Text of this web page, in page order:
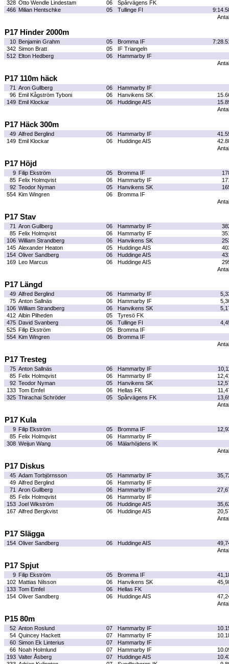
328 Otto Wendle Lindestam 06
Spårvägens FK
466 Milian Hentschke 05 Tullinge FI
P17 Hinder 2000m
10 Benjamin Grahm 05 Bromma IF
342 Simon Bratt 05
IF Triangeln
512 Elton Hedberg 06
Hammarby IF
P17 110m häck
71 Aron Gullberg 06
Hammarby IF
96 Emil Kågström Tyboni 06 Hanvikens SK
149 Emil Klockar 06 Huddinge AIS
P17 Häck 300m
49 Alfred Berglind 06 Hammarby IF
149 Emil Klockar 06 Huddinge AIS
P17 Höjd
9 Filip Ekström 05 Bromma IF
85 Felix Holmqvist 06 Hammarby IF
92 Teodor Nyman 05 Hanvikens SK
554 Kim Wingren 06
Bromma IF
P17 Stav
71 Aron Gullberg 06 Hammarby IF
85 Felix Holmqvist 06 Hammarby IF
106 William Strandberg 06 Hanvikens SK
145 Alexander Heaton 05 Huddinge AIS
154 Oliver Sandberg 06 Huddinge AIS
169 Leo Marcus 06 Huddinge AIS
P17 Längd
49 Alfred Berglind 06 Hammarby IF
75 Anton Sallnäs 06 Hammarby IF
106 William Strandberg 06 Hanvikens SK
412 Albin Pilheden 05
Tyresö FK
475 David Svanberg 06 Tullinge FI
525 Filip Ekström 05
Bromma IF
554 Kim Wingren 06
Bromma IF
P17 Tresteg
75 Anton Sallnäs 06 Hammarby IF
85 Felix Holmqvist 06 Hammarby IF
92 Teodor Nyman 05 Hanvikens SK
133 Tom Emfel 06 Hellas FK
325 Thirachai Schröder 05 Spårvägens FK
P17 Kula
9 Filip Ekström 05 Bromma IF
85 Felix Holmqvist 06
Hammarby IF
308 Weijun Wang 06
Mälarhöjdens IK
P17 Diskus
45 Adam Torbjörnsson 05 Hammarby IF
49 Alfred Berglind 06
Hammarby IF
71 Aron Gullberg 06 Hammarby IF
85 Felix Holmqvist 06
Hammarby IF
153 Joel Wikström 06 Huddinge AIS
167 Alfred Bergkvist 06 Huddinge AIS
P17 Slägga
154 Oliver Sandberg 06 Huddinge AIS
P17 Spjut
9 Filip Ekström 05 Bromma IF
102 Mattias Nilsson 06 Hanvikens SK
133 Tom Emfel 06
Hellas FK
154 Oliver Sandberg 06 Huddinge AIS
P15 80m
52 Anton Roslund 07 Hammarby IF
54 Quincey Hackett 07 Hammarby IF
60 Simon Ek Linterius 07
Hammarby IF
66 Noah Holmlund 07 Hammarby IF
193 Valter Åsberg 07 Huddinge AIS